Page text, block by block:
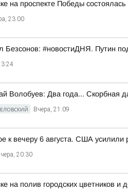
на проспекте Победы
23:00
Безсонов: #новостиДНЯ. Путин
Волобуев: Два года... Скорбная
Вчера, 21:09
к вечеру 6 августа. США
20:30
на полив городских цветников